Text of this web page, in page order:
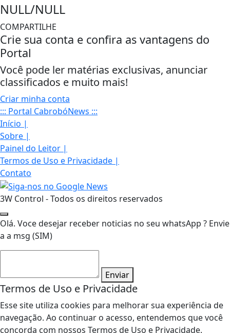
NULL/NULL
COMPARTILHE
Crie sua conta e confira as vantagens do
Portal
Você pode ler matérias exclusivas, anunciar
classificados e muito mais!
Criar minha conta
::: Portal CabrobóNews :::
Início |
Sobre |
Painel do Leitor |
Termos de Uso e Privacidade |
Contato
3W Control - Todos os direitos reservados
Olá. Voce desejar receber noticias no seu whatsApp ? Envie
a a msg (SIM)
Enviar
Termos de Uso e Privacidade
Esse site utiliza cookies para melhorar sua experiência de
navegação. Ao continuar o acesso, entendemos que você
concorda com nossos Termos de Uso e Privacidade.